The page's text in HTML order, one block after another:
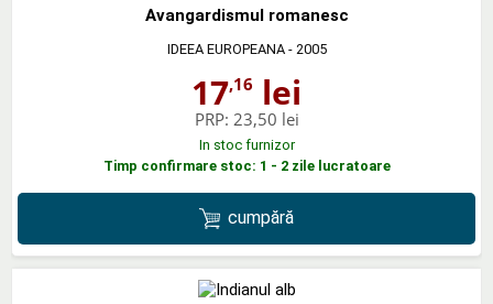
Avangardismul romanesc
IDEEA EUROPEANA- 2005
17,16 lei
PRP: 23,50 lei
In stoc furnizor
Timp confirmare stoc: 1 - 2 zile lucratoare
cumpără